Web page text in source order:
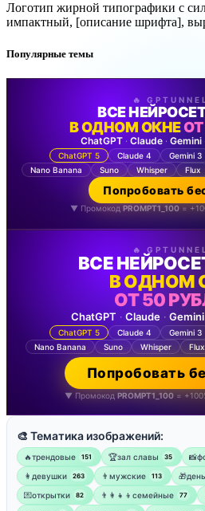
Логотип жирной типографики с
импактный, [описание шрифта],
Популярные темы
🔥
ВСЕ
В ОДНОМ ОКНЕОТ
ChatGPT · Claude · Gemini
ChatGPT 5 Claude 4 Gemini 3
Nano Banana
Suno Whisper Flux
Попробовать
▼ Промокод PROMPT1_100=
🔥
ВСЕ
В ОДНОМ
ОТ 50
ChatGPT · Claude · Gemini
ChatGPT 5 Claude 4 Gemini 3
Nano Banana
Suno Whisper Flux
Попробовать
▼ Промокод PROMPT1_100 =
🎨 Тематика изображений:
🔥трендовые 151 🏆зал славы 35
👩девушки 263 👨мужские 113
💌открытки 82 👨‍👩‍👧‍👦семейные 77